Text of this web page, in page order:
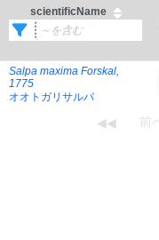
scientificName
Salpa maxima Forskal,
1775
オオトガリサルパ